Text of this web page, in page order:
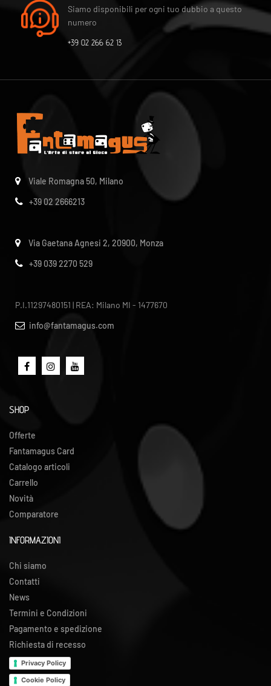
Siamo disponibili per ogni tuo dubbio a questo
numero
+39 02 266 62 13
Viale Romagna 50, Milano
+39 02 2666213
Via Gaetana Agnesi 2, 20900, Monza
+39 039 2270 529
P.I.11297480151 | REA: Milano MI - 1477670
info@fantamagus.com
SHOP
Offerte
Fantamagus Card
Catalogo articoli
Carrello
Novità
Comparatore
INFORMAZIONI
Chi siamo
Contatti
News
Termini e Condizioni
Pagamento e spedizione
Richiesta di recesso
Privacy Policy
Cookie Policy